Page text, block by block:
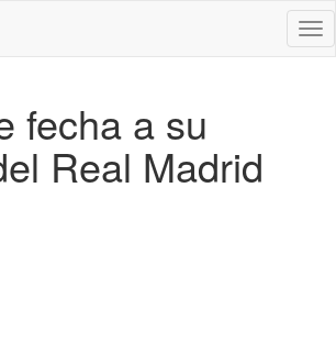
fecha a su
Real Madrid